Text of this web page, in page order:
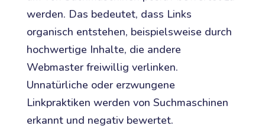
werden. Das bedeutet, dass Links
organisch entstehen, beispielsweise durch
hochwertige Inhalte, die andere
Webmaster freiwillig verlinken.
Unnatürliche oder erzwungene
Linkpraktiken werden von Suchmaschinen
erkannt und negativ bewertet.